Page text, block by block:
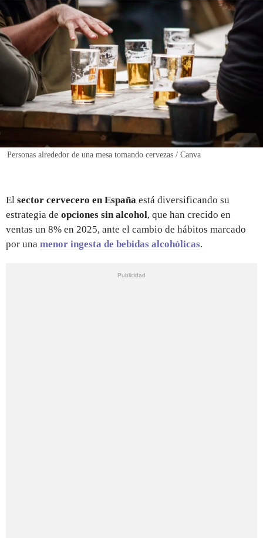
REGISTRO
INICIAR SESIÓN
Personas alrededor de una mesa tomando cervezas / Canva
El sector cervecero en España está diversificando su
estrategia de opciones sin alcohol, que han crecido en
ventas un 8% en 2025, ante el cambio de hábitos marcado
por una menor ingesta de bebidas alcohólicas.